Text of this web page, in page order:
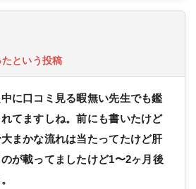
という投稿
に口コミ見る暇無い先生でも鑑
てますしね。前にも書いたけど
まかな流れは当たってたけど肝
が載ってましたけど1〜2ヶ月後